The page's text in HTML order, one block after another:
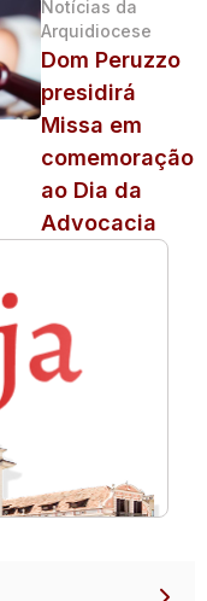
Notícias da
Arquidiocese
Dom Peruzzo
presidirá
Missa em
comemoração
ao Dia da
Advocacia